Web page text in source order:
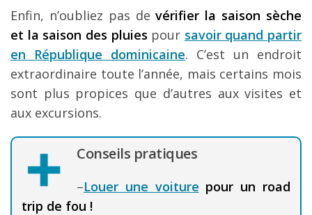
Enfin, n’oubliez pas devérifier la saison sèche
et la saison des pluies pour savoir quand partir
en République dominicaine. C’est un endroit
extraordinaire toute l’année, mais certains mois
sont plus propices que d’autres aux visites et
aux excursions.
Conseils pratiques
–Louer une voiture pour un road
trip de fou !